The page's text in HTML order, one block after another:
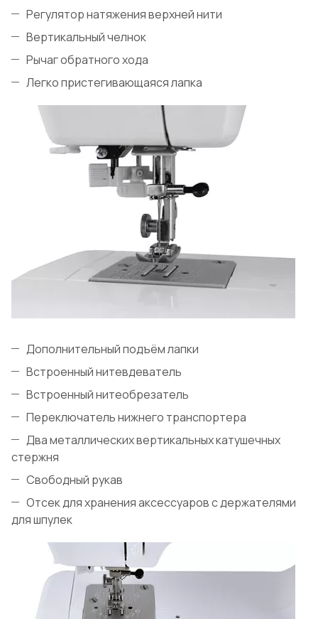
Регулятор натяжения верхней нити
Вертикальный челнок
Рычаг обратного хода
Легко пристегивающаяся лапка
Дополнительный подъём лапки
Встроенный нитевдеватель
Встроенный нитеобрезатель
Переключатель нижнего транспортера
Два металлических вертикальных катушечных
стержня
Свободный рукав
Отсек для хранения аксессуаров с держателями
для шпулек